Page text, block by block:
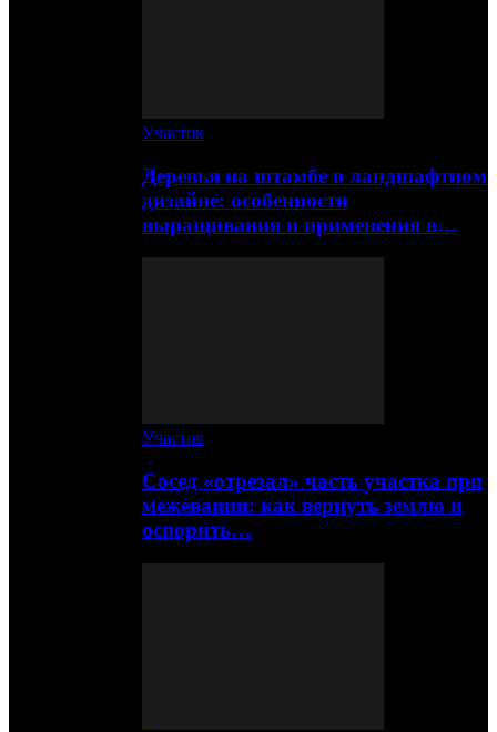
Участок
Деревья на штамбе в ландшафтном
дизайне: особенности
выращивания и применения в…
Участок
Сосед «отрезал» часть участка при
межевании: как вернуть землю и
оспорить…